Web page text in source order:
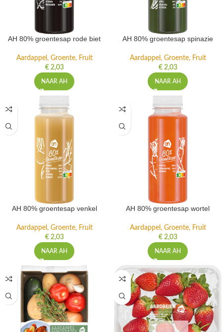
AH 80% groentesap rode biet
Aardappel, Groente, Fruit
€2,03
NAAR AH
AH 80% groentesap spinazie
Aardappel, Groente, Fruit
€2,03
NAAR AH
AH 80% groentesap venkel
Aardappel, Groente, Fruit
€2,03
NAAR AH
AH 80% groentesap wortel
Aardappel, Groente, Fruit
€2,03
NAAR AH